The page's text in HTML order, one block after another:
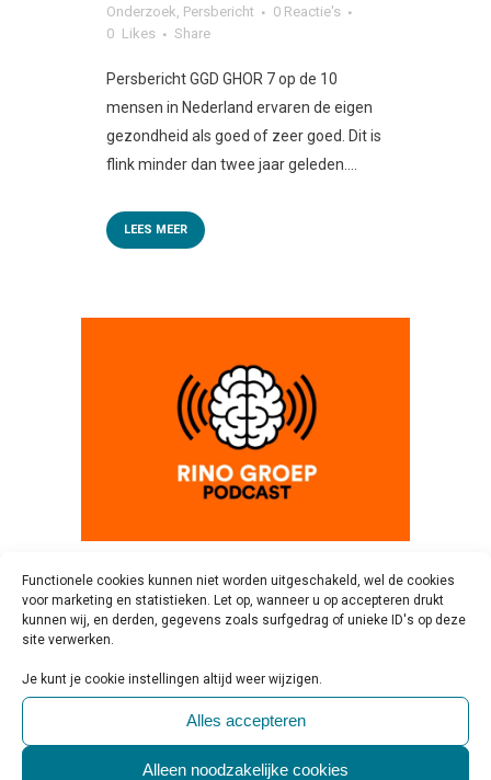
Functionele cookies kunnen niet worden uitgeschakeld, wel de cookies
voor marketing en statistieken. Let op, wanneer u op accepteren drukt
kunnen wij, en derden, gegevens zoals surfgedrag of unieke ID's op deze
site verwerken.
Je kunt je cookie instellingen altijd weer wijzigen.
Alles accepteren
Alleen noodzakelijke cookies
Onderzoek, Persbericht
0 Reactie's
0 Likes Share
Persbericht GGD GHOR 7 op de 10
mensen in Nederland ervaren de eigen
gezondheid als goed of zeer goed. Dit is
flink minder dan twee jaar geleden....
LEES MEER
07 APR LICHAAMSGERICHTE
THERAPIEËN, PODCAST MET
DRS. MILKA VAN EST
Geplaatst op 13:20h inActiviteiten &
Evenementen,Beleid & Toezicht,
Deskundigen aan het woord,Persbericht
Podcasts
1 Reactie 0 Likes Share